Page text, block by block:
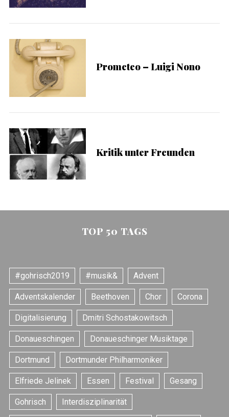
Prometeo – Luigi Nono
Kritik unter Freunden
TOP 50 TAGS
#gohrisch2019 #musik& Advent
Adventskalender Beethoven Chor Corona
Digitalisierung Dmitri Schostakowitsch
Donaueschingen Donaueschinger Musiktage
Dortmund Dortmunder Philharmoniker
Elfriede Jelinek Essen Festival Gesang
Gohrisch Interdisziplinarität
a
h
f
o
r
: